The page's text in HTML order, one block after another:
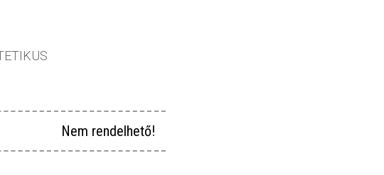
Nem rendelhető!